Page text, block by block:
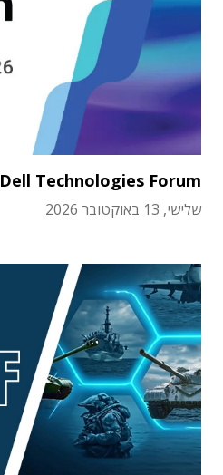
Dell Technologies Forum
שלישי, 13 באוקטובר 2026